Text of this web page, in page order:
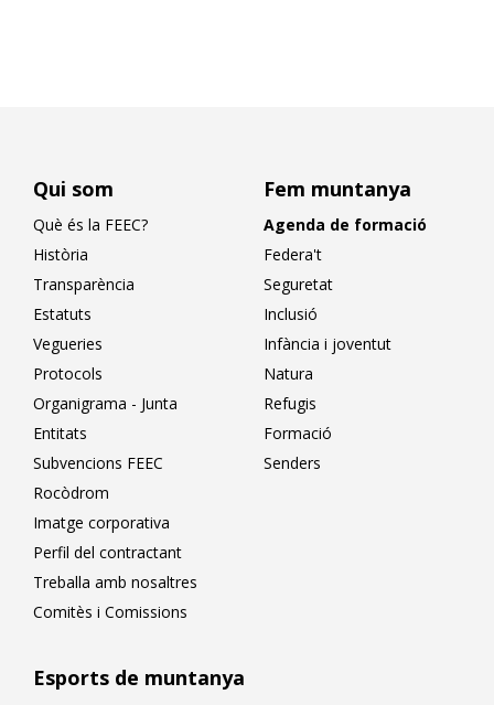
Qui som
Què és la FEEC?
Història
Transparència
Estatuts
Vegueries
Protocols
Organigrama - Junta
Entitats
Subvencions FEEC
Rocòdrom
Imatge corporativa
Perfil del contractant
Treballa amb nosaltres
Comitès i Comissions
Fem muntanya
Agenda de formació
Federa't
Seguretat
Inclusió
Infància i joventut
Natura
Refugis
Formació
Senders
Esports de muntanya